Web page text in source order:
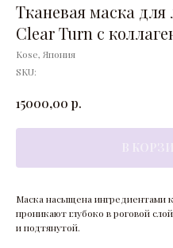
Тканевая маска
Clear Turn с
Kose, Япония
SKU:
15000,00 р.
Маска насыщена ингредиентами
проникают глубоко в роговой
и подтянутой.